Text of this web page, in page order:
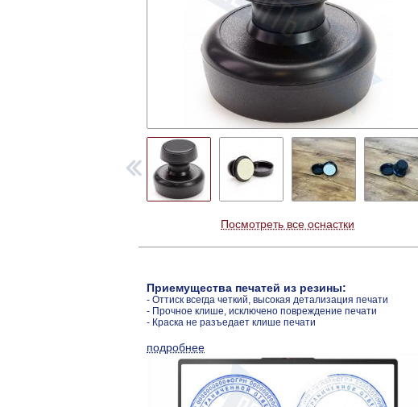
Посмотреть все оснастки
Приемущества печатей из резины:
- Оттиск всегда четкий, высокая детализация печати
- Прочное клише, исключено повреждение печати
- Краска не разъедает клише печати
подробнее